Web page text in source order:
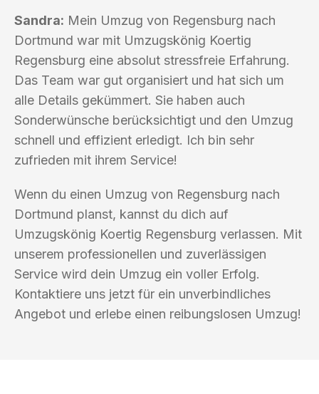
Sandra: Mein Umzug von Regensburg nach
Dortmund war mit Umzugskönig Koertig
Regensburg eine absolut stressfreie Erfahrung.
Das Team war gut organisiert und hat sich um
alle Details gekümmert. Sie haben auch
Sonderwünsche berücksichtigt und den Umzug
schnell und effizient erledigt. Ich bin sehr
zufrieden mit ihrem Service!
Wenn du einen Umzug von Regensburg nach
Dortmund planst, kannst du dich auf
Umzugskönig Koertig Regensburg verlassen. Mit
unserem professionellen und zuverlässigen
Service wird dein Umzug ein voller Erfolg.
Kontaktiere uns jetzt für ein unverbindliches
Angebot und erlebe einen reibungslosen Umzug!